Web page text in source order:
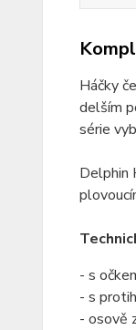
Háčky
delším
série
Delphin
- s
- s
- osově